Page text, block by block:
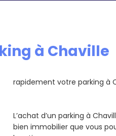
à Chaville
rapidement votre parking à
L’achat d’un parking à
bien immobilier que vous